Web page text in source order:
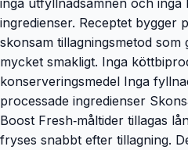
ingredienser. Receptet bygger
skonsam tillagningsmetod
mycket smakligt. Inga
konserveringsmedel Inga
processade ingredienser
Boost Fresh‑måltider tillagas
fryses snabbt efter tillagning.